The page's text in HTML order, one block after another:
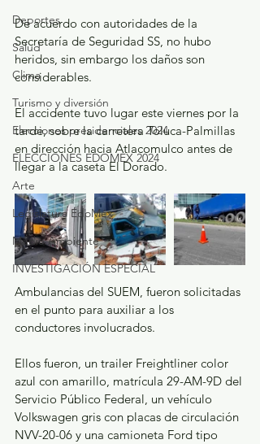
Deportes
Salud
Clima
Turismo y diversión
Elecciones presidenciales 2024
ELECCIONES EDOMEX 2024
Arte
Legislatura EdoMéx
Medio Ambiente
INVESTIGACIÓN ESPECIAL
De acuerdo con autoridades de la
Secretaría de Seguridad SS, no hubo
heridos, sin embargo los daños son
considerables.
El accidente tuvo lugar este viernes por la
tarde, sobre la carretera Toluca-Palmillas
en dirección hacia Atlacomulco antes de
llegar a la caseta El Dorado.
Ambulancias del SUEM, fueron solicitadas
en el punto para auxiliar a los
conductores involucrados.
Ellos fueron, un trailer Freightliner color
azul con amarillo, matrícula 29-AM-9D del
Servicio Público Federal, un vehículo
Volkswagen gris con placas de circulación
NVV-20-06 y una camioneta Ford tipo